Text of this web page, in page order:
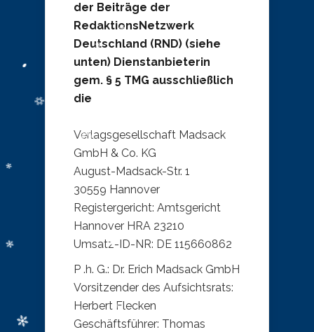
der Beiträge der
RedaktionsNetzwerk
Deutschland (RND) (siehe
unten) Dienstanbieterin
gem. § 5 TMG ausschließlich
die
Verlagsgesellschaft Madsack
GmbH & Co. KG
August-Madsack-Str. 1
30559 Hannover
Registergericht: Amtsgericht
Hannover HRA 23210
Umsatz-ID-NR: DE 115660862
P .h. G.: Dr. Erich Madsack GmbH
Vorsitzender des Aufsichtsrats:
Herbert Flecken
Geschäftsführer: Thomas